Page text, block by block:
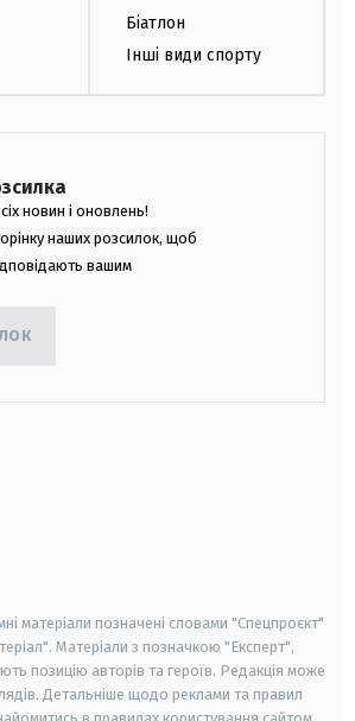
Біатлон
Інші види спорту
новин і оновлень!
наших розсилок, щоб
вашим
матеріали позначені словами "Спецпроєкт"
Матеріали з позначкою "Експерт",
позицію авторів та героїв. Редакція може
Детальніше щодо реклами та правил